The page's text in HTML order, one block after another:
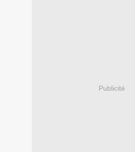
Publicité